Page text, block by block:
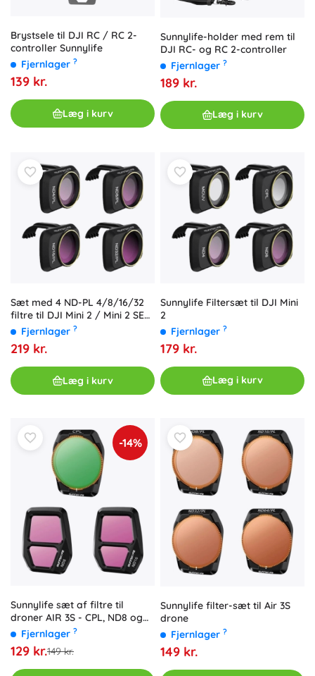
Brystsele til DJI RC / RC 2-
controller Sunnylife
Fjernlager ?
139 kr.
Læg i kurv
Sunnylife-holder med rem til
DJI RC- og RC 2-controller
Fjernlager ?
189 kr.
Læg i kurv
Sæt med 4 ND-PL 4/8/16/32
filtre til DJI Mini 2 / Mini 2 SE
fra Sunnylife
Fjernlager ?
219 kr.
Læg i kurv
Sunnylife Filtersæt til DJI Mini
2
Fjernlager ?
179 kr.
Læg i kurv
-14%
Sunnylife sæt af filtre til
droner AIR 3S - CPL, ND8 og
ND16Fjernlager ?
129 kr.149 kr.
Sunnylife filter-sæt til Air 3S
drone
Fjernlager ?
149 kr.